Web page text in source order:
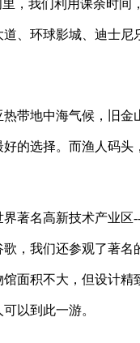
，我们利用课余时间
、环球影城、迪士尼
热带地中海气候 ，旧金
的选择。而渔人码
著名高新技术产业区
，我们还参观了著
面积不大，但设计
以到此一游。